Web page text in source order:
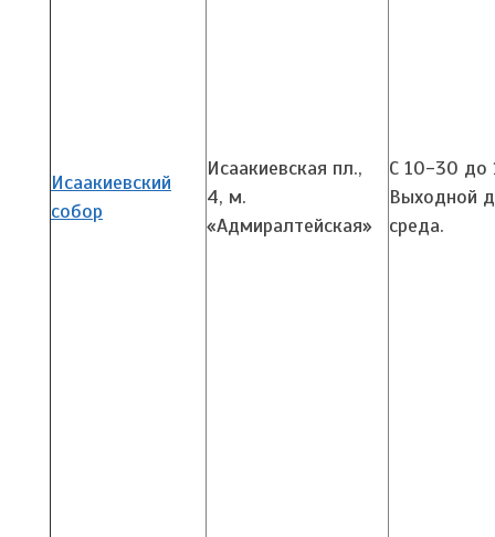
Исаакиевский
собор
Исаакиевская пл.,
4, м.
«Адмиралтейская»
С 10-30 до
Выходной
среда.